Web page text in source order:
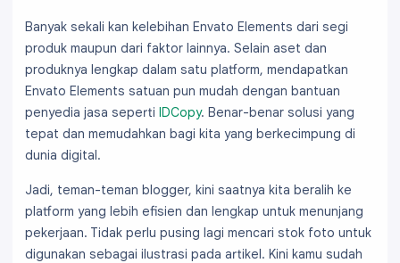
Banyak sekali kan kelebihan Envato Elements dari segi
produk maupun dari faktor lainnya. Selain aset dan
produknya lengkap dalam satu platform, mendapatkan
Envato Elements satuan pun mudah dengan bantuan
penyedia jasa seperti IDCopy. Benar-benar solusi yang
tepat dan memudahkan bagi kita yang berkecimpung di
dunia digital.
Jadi, teman-teman blogger, kini saatnya kita beralih ke
platform yang lebih efisien dan lengkap untuk menunjang
pekerjaan. Tidak perlu pusing lagi mencari stok foto untuk
digunakan sebagai ilustrasi pada artikel. Kini kamu sudah